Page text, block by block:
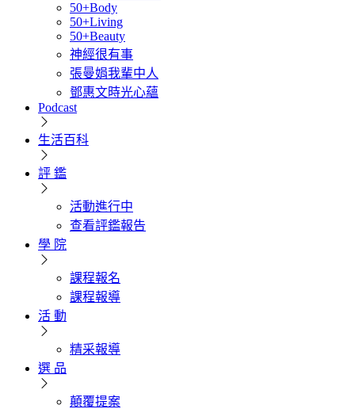
50+Body
50+Living
50+Beauty
神經很有事
張曼娟我輩中人
鄧惠文時光心蘊
Podcast
生活百科
評 鑑
活動進行中
查看評鑑報告
學 院
課程報名
課程報導
活 動
精采報導
選 品
顛覆提案